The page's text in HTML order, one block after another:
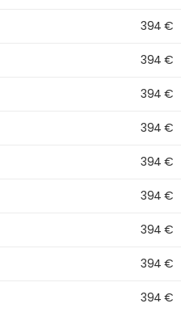
394 €
394 €
394 €
394 €
394 €
394 €
394 €
394 €
394 €